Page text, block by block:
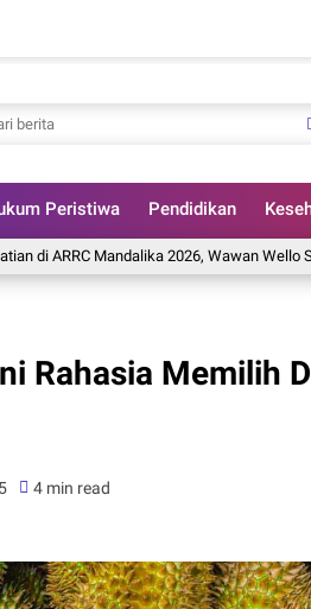
Peristiwa Pendidikan
Mandalika 2026, Wawan Wello Siap
Rahasia Memilih
4 min read